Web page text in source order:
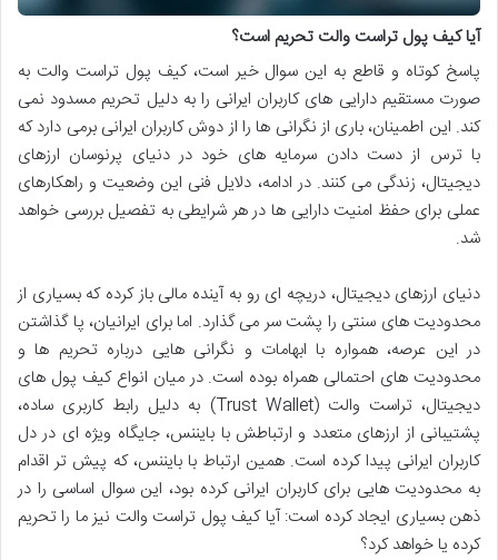
آیا کیف پول تراست والت تحریم است؟
پاسخ کوتاه و قاطع به این سوالخیر است، کیف پول تراست والت به
صورت مستقیم دارایی های کاربران ایرانی را به دلیل تحریم مسدود نمی
کند. این اطمینان، باری از نگرانی ها را از دوش کاربران ایرانی برمی دارد که
با ترس از دست دادن سرمایه های خود در دنیای پرنوسان ارزهای
دیجیتال، زندگی می کنند. در ادامه، دلایل فنی این وضعیت و راهکارهای
عملی برای حفظ امنیت دارایی ها در هر شرایطی به تفصیل بررسی خواهد
شد.
دنیای ارزهای دیجیتال، دریچه ای رو به آینده مالی باز کرده که بسیاری از
محدودیت های سنتی را پشت سر می گذارد. اما برای ایرانیان، پا گذاشتن
در این عرصه، همواره با ابهامات و نگرانی هایی درباره تحریم ها و
محدودیت های احتمالی همراه بوده است. در میان انواع کیف پول های
دیجیتال، تراست والت (Trust Wallet) به دلیل رابط کاربری ساده،
پشتیبانی از ارزهای متعدد و ارتباطش با بایننس، جایگاه ویژه ای در دل
کاربران ایرانی پیدا کرده است. همین ارتباط با بایننس، که پیش تر اقدام
به محدودیت هایی برای کاربران ایرانی کرده بود، این سوال اساسی را در
ذهن بسیاری ایجاد کرده است: آیا کیف پول تراست والت نیز ما را تحریم
کرده یا خواهد کرد؟